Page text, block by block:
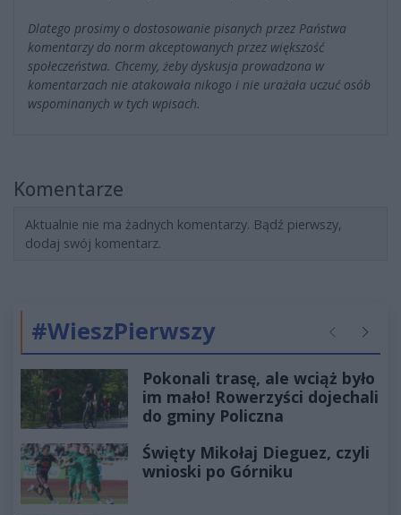
Dlatego prosimy o dostosowanie pisanych przez Państwa
komentarzy do norm akceptowanych przez większość
społeczeństwa. Chcemy, żeby dyskusja prowadzona w
komentarzach nie atakowała nikogo i nie urażała uczuć osób
wspominanych w tych wpisach.
Komentarze
Aktualnie nie ma żadnych komentarzy. Bądź pierwszy,
dodaj swój komentarz.
#WieszPierwszy Poprzednie
Pokonali trasę, ale wciąż było
im mało! Rowerzyści dojechali
do gminy Policzna
Święty Mikołaj Dieguez, czyli
wnioski po Górniku